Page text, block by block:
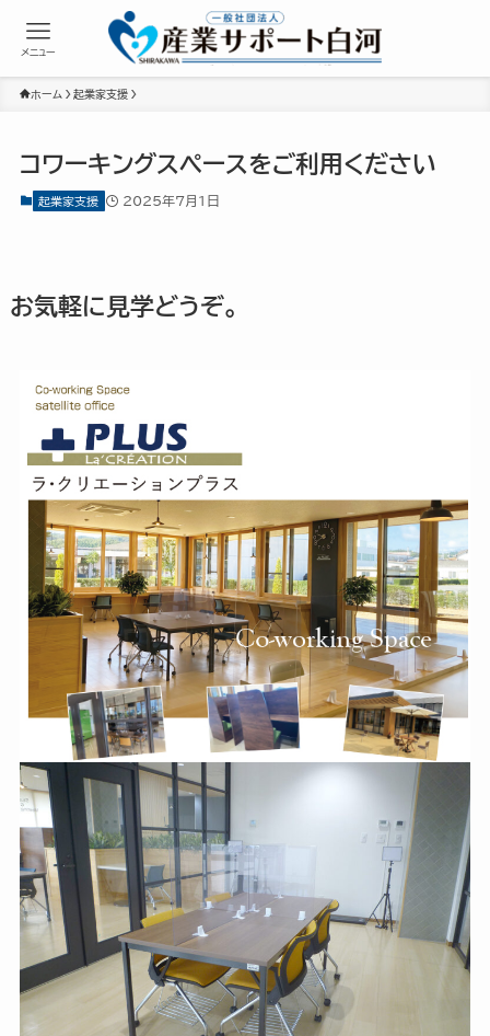
メニュー
ホーム 起業家支援
コワーキングスペースをご利用ください
起業家支援 2025年7月1日
お気軽に見学どうぞ。